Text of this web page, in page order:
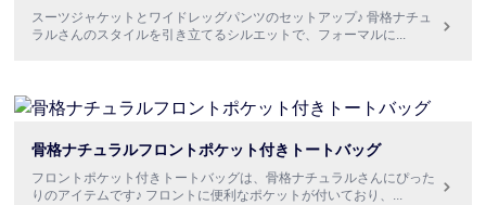
スーツジャケットとワイドレッグパンツのセットアップ♪ 骨格ナチュ
ラルさんのスタイルを引き立てるシルエットで、フォーマルに...
骨格ナチュラルフロントポケット付きトートバッグ
フロントポケット付きトートバッグは、骨格ナチュラルさんにぴった
りのアイテムです♪ フロントに便利なポケットが付いており、 ...